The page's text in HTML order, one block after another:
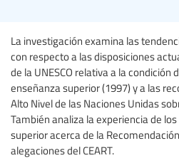
La investigación examina las
con respecto a las disposiciones
de la UNESCO relativa a la condición
enseñanza superior (1997) y a las
Alto Nivel de las Naciones Unidas
También analiza la experiencia de
superior acerca de la
alegaciones del CEART.